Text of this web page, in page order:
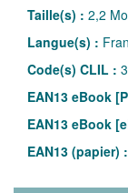
Taille(s) : 2,2
Langue(s) :
Code(s) CLIL :
EAN13 eBook
EAN13 eBook
EAN13 (papier) :